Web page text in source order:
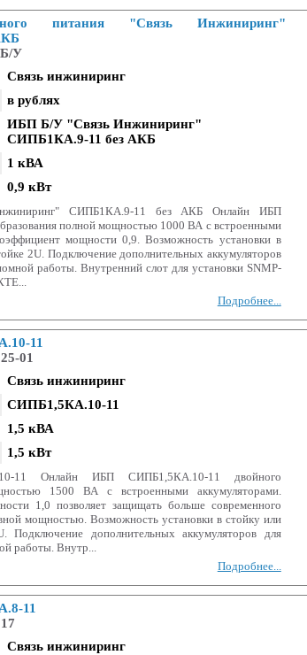
питания "Связь Инжиниринг"
У
Связь инжиниринг
в рублях
ИБП Б/У "Связь Инжиниринг"
СИПБ1КА.9-11 без АКБ
1 кВА
0,9 кВт
СИПБ1КА.9-11 без АКБ Онлайн ИБП
полной мощностью 1000 ВА с встроенными
мощности 0,9. Возможность установки в
2U. Подключение дополнительных аккумуляторов
работы. Внутренний слот для установки SNMP-
Подробнее...
11
01
Связь инжиниринг
СИПБ1,5КА.10-11
1,5 кВА
1,5 кВт
11 Онлайн ИБП СИПБ1,5КА.10-11 двойного
1500 ВА с встроенными аккумуляторами.
1,0 позволяет защищать больше современного
мощностью. Возможность установки в стойку или
дополнительных аккумуляторов для
работы. Внутр...
Подробнее...
11
Связь инжиниринг